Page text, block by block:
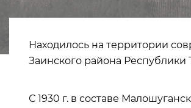
Находилось на территории
Заинского района Республики
С 1930 г. в составе